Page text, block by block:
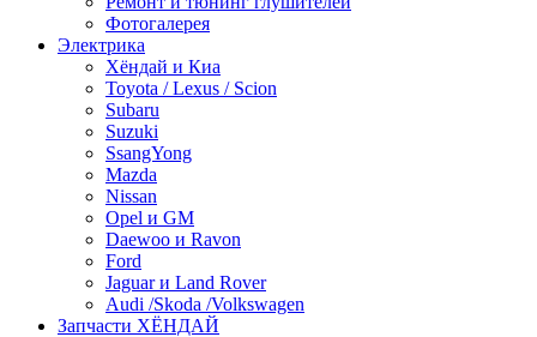
Фотогалерея
Электрика
Хёндай и Киа
Toyota / Lexus / Scion
Subaru
Suzuki
SsangYong
Mazda
Nissan
Opel и GM
Daewoo и Ravon
Ford
Jaguar и Land Rover
Audi /Skoda /Volkswagen
Запчасти ХЁНДАЙ